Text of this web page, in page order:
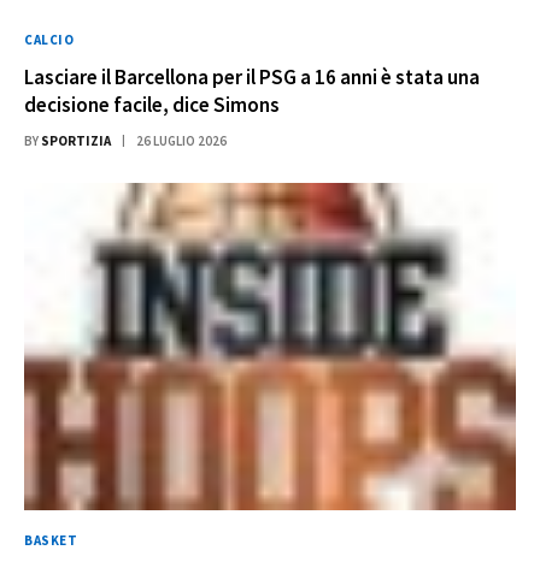
CALCIO
Lasciare il Barcellona per il PSG a 16 anni è stata una
decisione facile, dice Simons
BY SPORTIZIA 26 LUGLIO 2026
BASKET